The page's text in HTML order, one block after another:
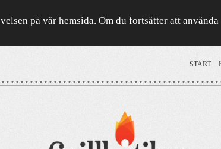
på vår hemsida. Om du fortsätter att
START